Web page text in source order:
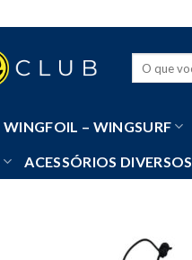
WINGFOIL – WINGSURF
ACESSÓRIOS DIVERSOS